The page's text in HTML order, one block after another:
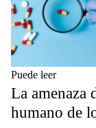
Puede leer
La amenaza
humano de